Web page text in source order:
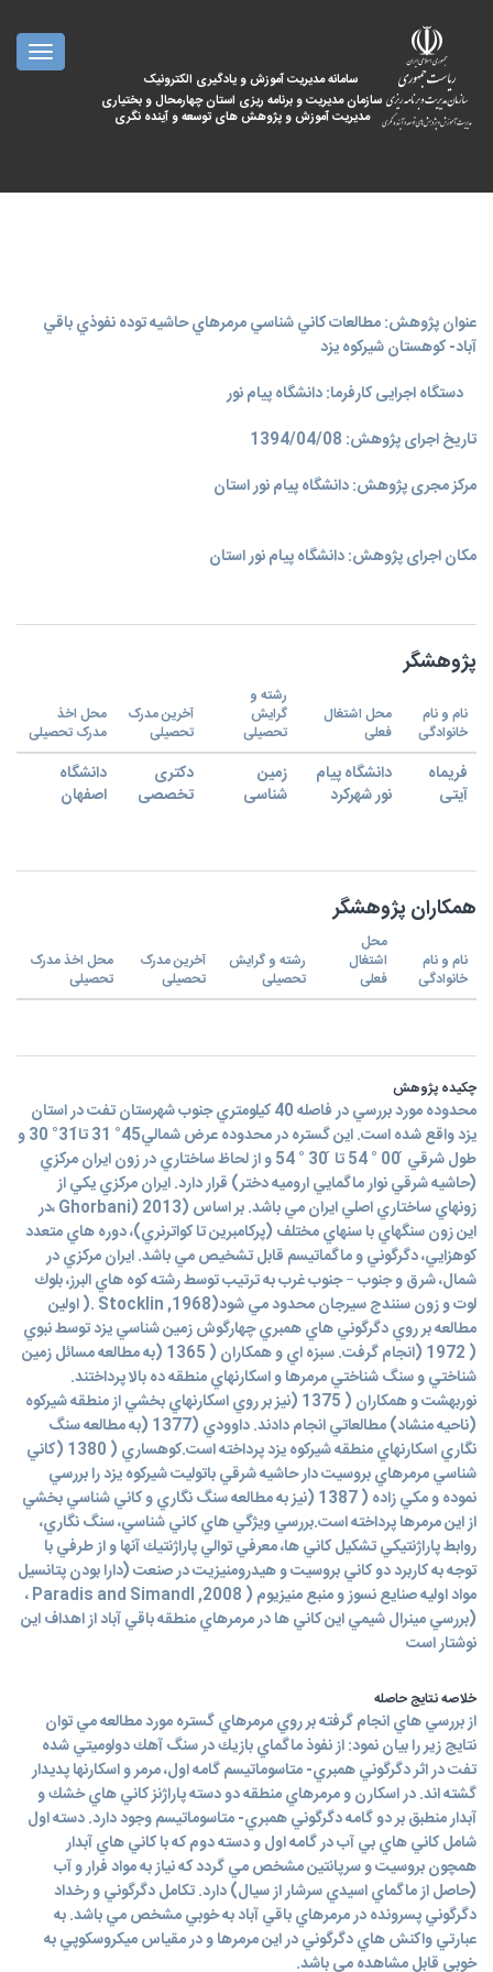
سامانه مدیریت آموزش و یادگیری الکترونیک
سازمان مدیریت و برنامه ریزی استان چهارمحال و بختیاری
مدیریت آموزش و پژوهش های توسعه و آینده نگری
عنوان پژوهش: مطالعات كاني شناسي مرمرهاي حاشيه توده نفوذي باقي
آباد- كوهستان شيركوه يزد
دستگاه اجرایی کارفرما: دانشگاه پیام نور
تاریخ اجرای پژوهش: 1394/04/08
مرکز مجری پژوهش: دانشگاه پیام نور استان
مکان اجرای پژوهش: دانشگاه پیام نور استان
پژوهشگر
نام و نام
خانوادگی
محل اشتغال
فعلی
رشته و
گرایش
تحصیلی
آخرین مدرک
تحصیلی
محل اخذ
مدرک تحصیلی
فریماه
آیتی
دانشگاه پیام
نور شهرکرد
زمین
شناسی
دکتری
تخصصی
دانشگاه
اصفهان
همکاران پژوهشگر
نام و نام
خانوادگی
محل
اشتغال
فعلی
رشته و گرایش
تحصیلی
آخرین مدرک
تحصیلی
محل اخذ مدرک
تحصیلی
چکیده پژوهش
محدوده مورد بررسي در فاصله 40 كيلومتري جنوب شهرستان تفت در استان
يزد واقع شده است. اين گستره در محدوده عرض شمالي́45° 31 تا́31° 30 و
طول شرقي ́ 00 ° 54 تا ́ 30 ° 54 و از لحاظ ساختاري در زون ايران مركزي
(حاشيه شرقي نوار ماگمايي اروميه دختر) قرار دارد. ايران مركزي يكي از
زونهاي ساختاري اصلي ايران مي باشد. بر اساس (2013 (Ghorbani ،در
اين زون سنگهاي با سنهاي مختلف (پركامبرين تا كواترنري)، دوره هاي متعدد
كوهزايي، دگرگوني و ماگماتيسم قابل تشخيص مي باشد. ايران مركزي در
شمال، شرق و جنوب – جنوب غرب به ترتيب توسط رشته كوه هاي البرز، بلوك
لوت و زون سنندج سيرجان محدود مي شود(1968, Stocklin .( اولين
مطالعه بر روي دگرگوني هاي همبري چهارگوش زمين شناسي يزد توسط نبوي
( 1972 (انجام گرفت. سبزه اي و همكاران ( 1365 (به مطالعه مسائل زمين
شناختي و سنگ شناختي مرمرها و اسكارنهاي منطقه ده بالا پرداختند.
نوربهشت و همكاران ( 1375 (نيز بر روي اسكارنهاي بخشي از منطقه شيركوه
(ناحيه منشاد) مطالعاتي انجام دادند. داوودي (1377 (به مطالعه سنگ
نگاري اسكارنهاي منطقه شيركوه يزد پرداخته است.كوهساري ( 1380 (كاني
شناسي مرمرهاي بروسيت دار حاشيه شرقي باتوليت شيركوه يزد را بررسي
نموده و مكي زاده ( 1387 (نيز به مطالعه سنگ نگاري و كاني شناسي بخشي
از اين مرمرها پرداخته است.بررسي ويژگي هاي كاني شناسي، سنگ نگاري،
روابط پاراژنتيكي تشكيل كاني ها، معرفي توالي پاراژنتيك آنها و از طرفي با
توجه به كاربرد دو كاني بروسيت و هيدرومنيزيت در صنعت (دارا بودن پتانسيل
مواد اوليه صنايع نسوز و منبع منيزيوم ( 2008, Paradis and Simandl ،
(بررسي مينرال شيمي اين كاني ها در مرمرهاي منطقه باقي آباد از اهداف اين
نوشتار است
خلاصه نتایج حاصله
از بررسي هاي انجام گرفته بر روي مرمرهاي گستره مورد مطالعه مي توان
نتايج زير را بيان نمود: از نفوذ ماگماي بازيك در سنگ آهك دولوميتي شده
تفت در اثر دگرگوني همبري- متاسوماتيسم گامه اول، مرمر و اسكارنها پديدار
گشته اند. در اسكارن و مرمرهاي منطقه دو دسته پاراژنز كاني هاي خشك و
آبدار منطبق بر دو گامه دگرگوني همبري- متاسوماتيسم وجود دارد. دسته اول
شامل كاني هاي بي آب در گامه اول و دسته دوم كه با كاني هاي آبدار
همچون بروسيت و سرپانتين مشخص مي گردد كه نياز به مواد فرار و آب
(حاصل از ماگماي اسيدي سرشار از سيال) دارد. تكامل دگرگوني و رخداد
دگرگوني پسرونده در مرمرهاي باقي آباد به خوبي مشخص مي باشد. به
عبارتي واكنش هاي دگرگوني در اين مرمرها و در مقياس ميكروسكوپي به
خوبي قابل مشاهده مي باشد.